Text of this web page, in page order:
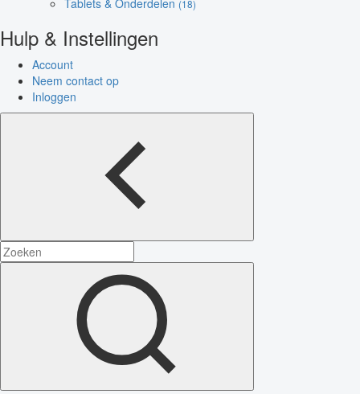
(18)
Hulp & Instellingen
Account
Neem contact op
Inloggen